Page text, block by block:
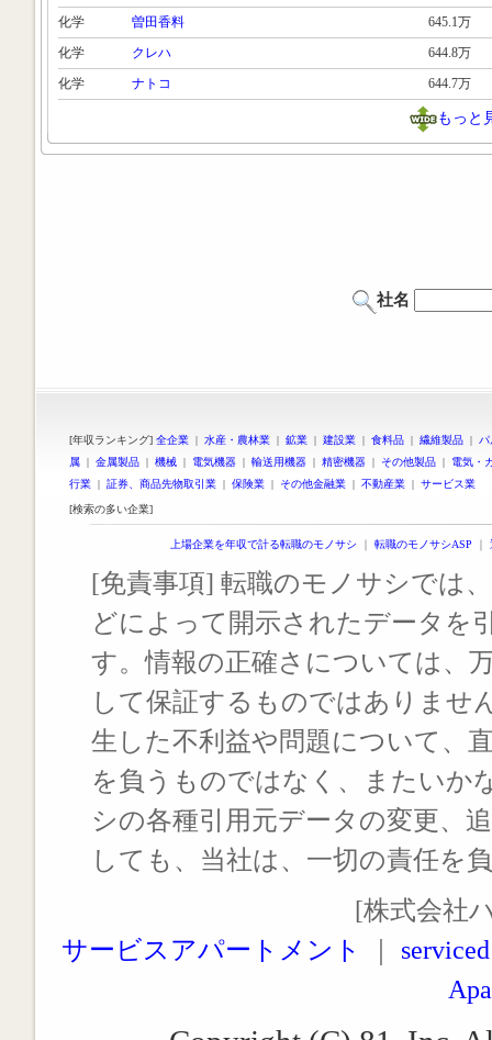
化学
曽田香料
645.1万
化学
クレハ
644.8万
化学
ナトコ 644.7万
もっと
社名
[年収ランキング] 全企業 | 水産・農林業 | 鉱業 | 建設業 | 食料品 | 繊維製品 |
属 | 金属製品 | 機械 | 電気機器 | 輸送用機器 | 精密機器 | その他製品 | 電気・
行業 | 証券、商品先物取引業 | 保険業 | その他金融業 | 不動産業 | サービス業
[検索の多い企業]
上場企業を年収で計る転職のモノサシ ｜ 転職のモノサシASP ｜
[免責事項] 転職のモノサシでは
どによって開示されたデータを
す。情報の正確さについては、
して保証するものではありませ
生した不利益や問題について、
を負うものではなく、またいか
シの各種引用元データの変更、
しても、当社は、一切の責任を
[株式会社
サービスアパートメント